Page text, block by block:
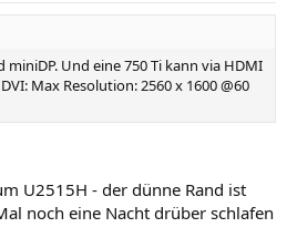
miniDP. Und eine 750 Ti kann via HDMI
Max Resolution: 2560 x 1600 @60
U2515H - der dünne Rand ist
noch eine Nacht drüber schlafen